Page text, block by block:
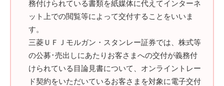
務付けられている書類を紙媒体に代えてインターネ
ット上での閲覧等によって交付することをいいま
す。
三菱ＵＦＪモルガン・スタンレー証券では、株式等
の公募･売出しにあたりお客さまへの交付が義務付
けられている目論見書について、オンライントレー
ド契約をいただいているお客さまを対象に電子交付